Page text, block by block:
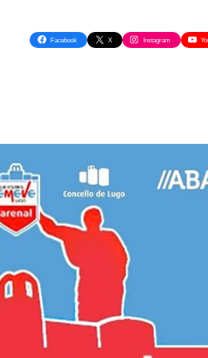
Facebook X Instagram